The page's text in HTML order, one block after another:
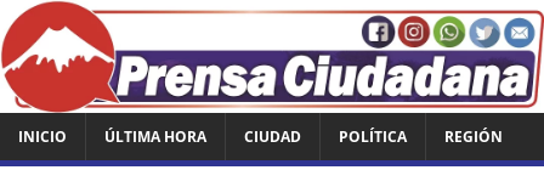
INICIO ÚLTIMA HORA CIUDAD POLÍTICA REGIÓN